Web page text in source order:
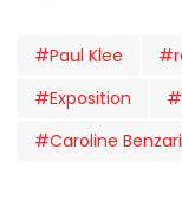
#Paul Klee
#Exposition
#Caroline